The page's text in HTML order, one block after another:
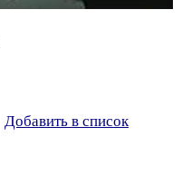
Добавить в список